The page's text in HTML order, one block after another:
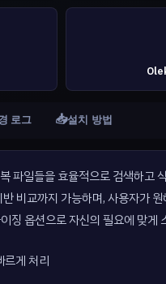
로그 📥설치 방법
파일들을 효율적으로 검색하고
비교까지 가능하며, 사용자가
징 옵션으로 자신의 필요에 맞게
르게 처리